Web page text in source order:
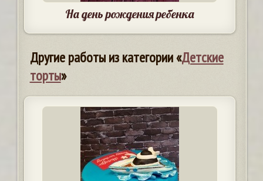
На день рождения ребенка
Другие работы из категории «Детские
торты»